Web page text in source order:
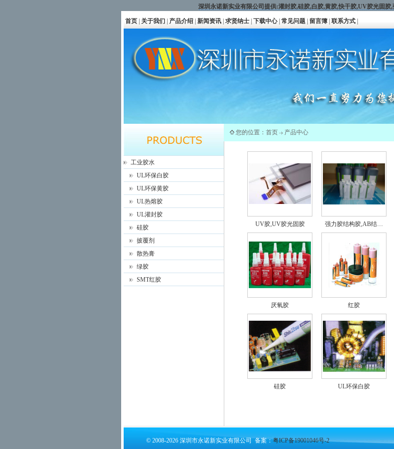
深圳永诺新实业有限公司提供:灌封胶,硅胶,白胶,黄胶,快干胶,UV胶光固胶,
首页 关于我们 产品介绍 新闻资讯 求贤纳士 下载中心| 常见问题 留言簿 联系方式
工业胶水
UL环保白胶
UL环保黄胶
UL热熔胶
UL灌封胶
硅胶
披覆剂
散热膏
绿胶
SMT红胶
您的位置： 首页 产品中心
UV胶,UV胶光固胶 强力胶结构胶,AB结…
厌氧胶 红胶
硅胶 UL环保白胶
© 2008-2026 深圳市永诺新实业有限公司 备案：粤ICP备19001046号-2